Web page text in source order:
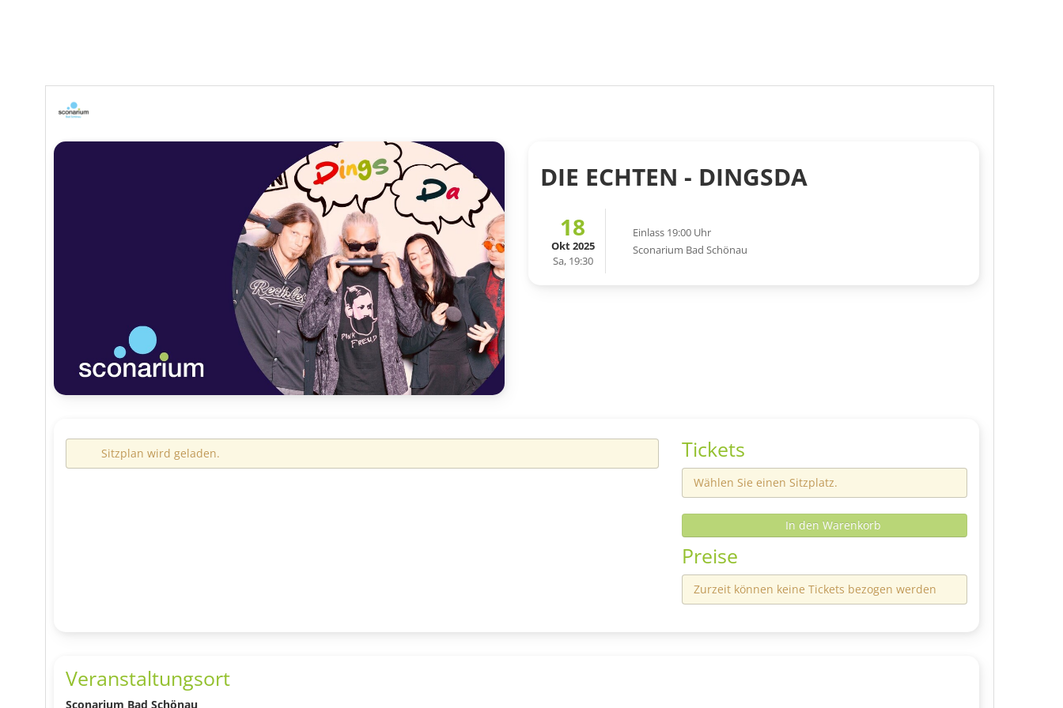
DIE ECHTEN - DINGSDA
18
Okt 2025
Sa, 19:30
Einlass 19:00 Uhr
Sconarium Bad Schönau
Sitzplan wird geladen. Tickets
Wählen Sie einen Sitzplatz.
In den Warenkorb
Preise
Zurzeit können keine Tickets bezogen werden
Veranstaltungsort
Sconarium Bad Schönau